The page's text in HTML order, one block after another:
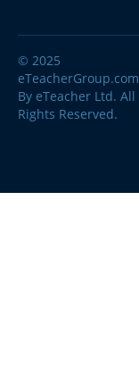
© 2025
eTeacherGroup.com
By eTeacher Ltd. All
Rights Reserved.